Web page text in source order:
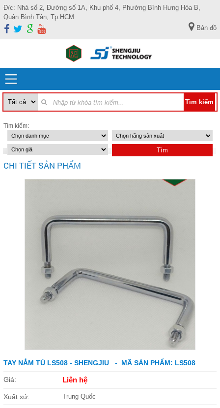
Đ/c: Nhà số 2, Đường số 1A, Khu phố 4, Phường Bình Hưng Hòa B,
Quận Bình Tân, Tp.HCM
Bản đồ
Tìm kiếm:
CHI TIẾT SẢN PHẨM
TAY NẮM TỦ LS508 - SHENGJIU - MÃ SẢN PHẨM: LS508
Giá: Liên hệ
Xuất xứ: Trung Quốc